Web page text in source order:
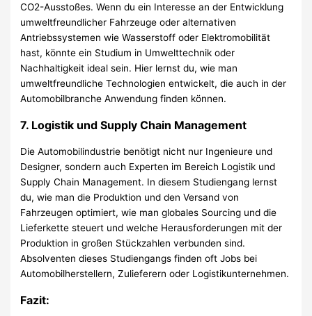
CO2-Ausstoßes. Wenn du ein Interesse an der Entwicklung
umweltfreundlicher Fahrzeuge oder alternativen
Antriebssystemen wie Wasserstoff oder Elektromobilität
hast, könnte ein Studium in Umwelttechnik oder
Nachhaltigkeit ideal sein. Hier lernst du, wie man
umweltfreundliche Technologien entwickelt, die auch in der
Automobilbranche Anwendung finden können.
7. Logistik und Supply Chain Management
Die Automobilindustrie benötigt nicht nur Ingenieure und
Designer, sondern auch Experten im Bereich Logistik und
Supply Chain Management. In diesem Studiengang lernst
du, wie man die Produktion und den Versand von
Fahrzeugen optimiert, wie man globales Sourcing und die
Lieferkette steuert und welche Herausforderungen mit der
Produktion in großen Stückzahlen verbunden sind.
Absolventen dieses Studiengangs finden oft Jobs bei
Automobilherstellern, Zulieferern oder Logistikunternehmen.
Fazit: